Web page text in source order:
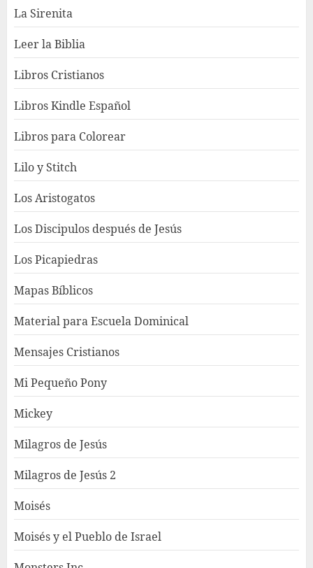
La Sirenita
Leer la Biblia
Libros Cristianos
Libros Kindle Español
Libros para Colorear
Lilo y Stitch
Los Aristogatos
Los Discipulos después de Jesús
Los Picapiedras
Mapas Bíblicos
Material para Escuela Dominical
Mensajes Cristianos
Mi Pequeño Pony
Mickey
Milagros de Jesús
Milagros de Jesús 2
Moisés
Moisés y el Pueblo de Israel